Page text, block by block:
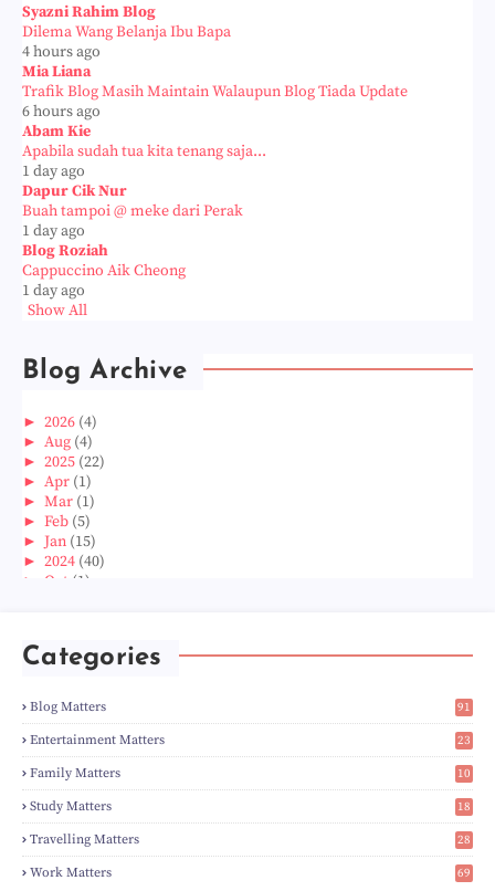
Syazni Rahim Blog
Dilema Wang Belanja Ibu Bapa
4 hours ago
Mia Liana
Trafik Blog Masih Maintain Walaupun Blog Tiada Update
6 hours ago
Abam Kie
Apabila sudah tua kita tenang saja...
1 day ago
Dapur Cik Nur
Buah tampoi @ meke dari Perak
1 day ago
Blog Roziah
Cappuccino Aik Cheong
1 day ago
Show All
Blog Archive
► 2026 (4)
► Aug (4)
► 2025 (22)
► Apr (1)
► Mar (1)
► Feb (5)
► Jan (15)
► 2024 (40)
► Oct (1)
►
►Apr(3)
►Feb(6)
►Jan(8)
►2023(224)
►Dec(5)
►Nov (28)
►Oct(50)
►Sept(12)
►Aug(5)
►Jul(8)
►Jun(3)
Categories
Blog Matters
91
1
Entertainment Matters
23
2
Family Matters
10
14
Study Matters
18
9
Travelling Matters
28
6
Work Matters
69